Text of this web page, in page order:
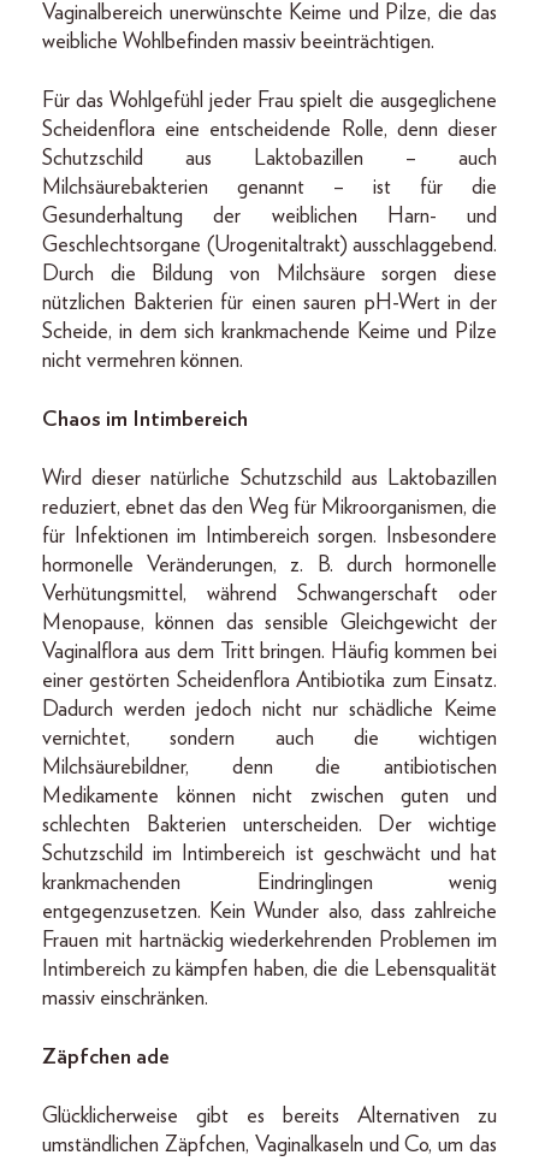
Vaginalbereich unerwünschte Keime und Pilze, die das
weibliche Wohlbefinden massiv beeinträchtigen.
Für das Wohlgefühl jeder Frau spielt die ausgeglichene
Scheidenflora eine entscheidende Rolle, denn dieser
Schutzschild aus Laktobazillen – auch
Milchsäurebakterien genannt – ist für die
Gesunderhaltung der weiblichen Harn- und
Geschlechtsorgane (Urogenitaltrakt) ausschlaggebend.
Durch die Bildung von Milchsäure sorgen diese
nützlichen Bakterien für einen sauren pH-Wert in der
Scheide, in dem sich krankmachende Keime und Pilze
nicht vermehren können.
Chaos im Intimbereich
Wird dieser natürliche Schutzschild aus Laktobazillen
reduziert, ebnet das den Weg für Mikroorganismen, die
für Infektionen im Intimbereich sorgen. Insbesondere
hormonelle Veränderungen, z. B. durch hormonelle
Verhütungsmittel, während Schwangerschaft oder
Menopause, können das sensible Gleichgewicht der
Vaginalflora aus dem Tritt bringen. Häufig kommen bei
einer gestörten Scheidenflora Antibiotika zum Einsatz.
Dadurch werden jedoch nicht nur schädliche Keime
vernichtet, sondern auch die wichtigen
Milchsäurebildner, denn die antibiotischen
Medikamente können nicht zwischen guten und
schlechten Bakterien unterscheiden. Der wichtige
Schutzschild im Intimbereich ist geschwächt und hat
krankmachenden Eindringlingen wenig
entgegenzusetzen. Kein Wunder also, dass zahlreiche
Frauen mit hartnäckig wiederkehrenden Problemen im
Intimbereich zu kämpfen haben, die die Lebensqualität
massiv einschränken.
Zäpfchen ade
Glücklicherweise gibt es bereits Alternativen zu
umständlichen Zäpfchen, Vaginalkaseln und Co, um das